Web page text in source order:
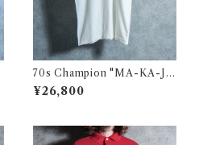
70s Champion "MA-KA-JA
-WAN" Vintage Tee USA製
ヴィンテージ Tシャツ チャン
¥26,800